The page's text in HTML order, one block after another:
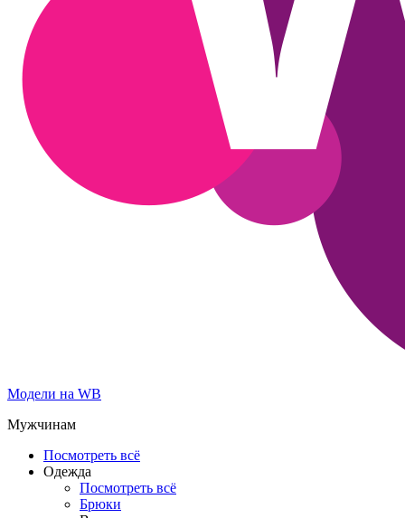
Модели на WB
Мужчинам
Посмотреть всё
Одежда
Посмотреть всё
Брюки